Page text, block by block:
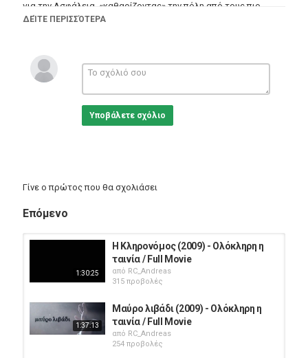
για την Ασφάλεια, «καθαρίζοντας» την πόλη από τους πιο
επικίνδυνους εγκληματίες.
Greek Films
ΔΕΊΤΕ ΠΕΡΙΣΣΌΤΕΡΑ
Υποβάλετε σχόλιο
Γίνε ο πρώτος που θα σχολιάσει
Επόμενο
1:30:25
Η Κληρονόμος (2009) - Ολόκληρη η
ταινία / Full Movie
από RC_Andreas
315 προβολές
1:37:13
Μαύρο λιβάδι (2009) - Ολόκληρη η
ταινία / Full Movie
από RC_Andreas
254 προβολές